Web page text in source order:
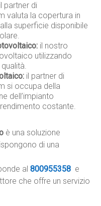
il partner di
valuta la copertura in
superficie disponibile
il nostro
utilizzando
il partner di
si occupa della
dell’impianto
costante.
è una soluzione
di una
al800955358 e
che offre un servizio